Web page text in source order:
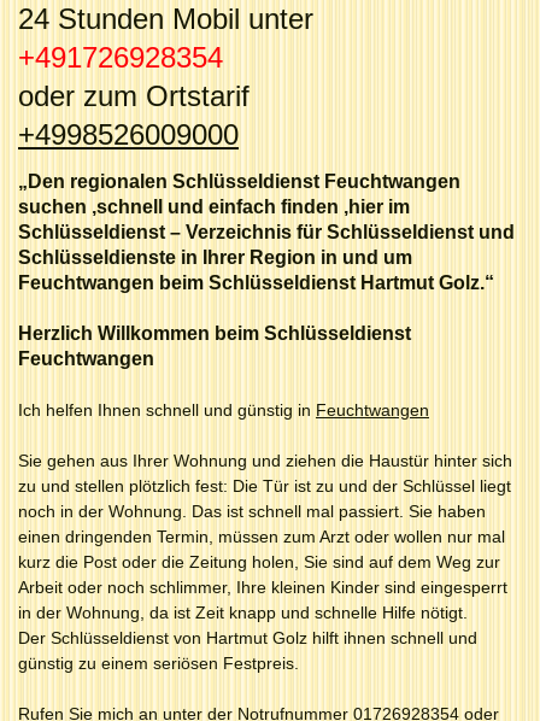
24 Stunden Mobil unter
+491726928354
oder zum Ortstarif
+4998526009000
„Den regionalen Schlüsseldienst Feuchtwangen
suchen ,schnell und einfach finden ,hier im
Schlüsseldienst – Verzeichnis für Schlüsseldienst und
Schlüsseldienste in Ihrer Region in und um
Feuchtwangen beim Schlüsseldienst Hartmut Golz.“
Herzlich Willkommen beim Schlüsseldienst
Feuchtwangen
Ich helfen Ihnen schnell und günstig in Feuchtwangen
Sie gehen aus Ihrer Wohnung und ziehen die Haustür hinter sich
zu und stellen plötzlich fest: Die Tür ist zu und der Schlüssel liegt
noch in der Wohnung. Das ist schnell mal passiert. Sie haben
einen dringenden Termin, müssen zum Arzt oder wollen nur mal
kurz die Post oder die Zeitung holen, Sie sind auf dem Weg zur
Arbeit oder noch schlimmer, Ihre kleinen Kinder sind eingesperrt
in der Wohnung, da ist Zeit knapp und schnelle Hilfe nötigt.
Der Schlüsseldienst von Hartmut Golz hilft ihnen schnell und
günstig zu einem seriösen Festpreis.
Rufen Sie mich an unter der Notrufnummer 01726928354 oder